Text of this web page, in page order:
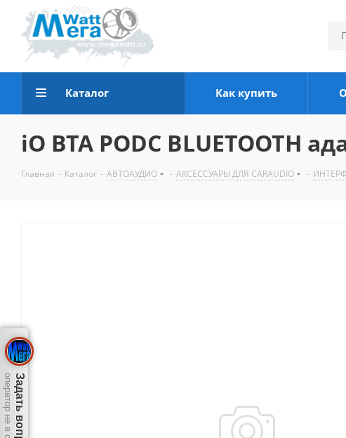
Каталог Как купить
iO BTA PODC BLUETOOTH
Главная - Каталог - АВТОАУДИО - АКСЕССУАРЫ ДЛЯ CARAUDIO -
Задать вопрос
оператор не в сети